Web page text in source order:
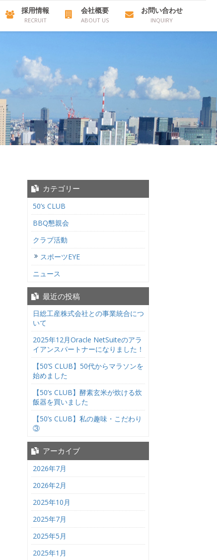
採用情報
RECRUIT
会社概要
ABOUT US
お問い合わせ
INQUIRY
カテゴリー
50’s CLUB
BBQ懇親会
クラブ活動
スポーツEYE
ニュース
最近の投稿
日総工産株式会社との事業統合につ
いて
2025年12月Oracle NetSuiteのアラ
イアンスパートナーになりました！
【50’S CLUB】50代からマラソンを
始めました
【50’s CLUB】酵素玄米が炊ける炊
飯器を買いました
【50’s CLUB】私の趣味・こだわり
③
アーカイブ
2026年7月
2026年2月
2025年10月
2025年7月
2025年5月
2025年1月